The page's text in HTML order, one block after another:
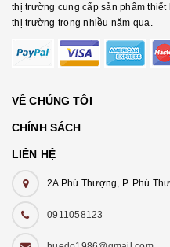
thị trường cung cấp sản phẩm
thị trường trong nhiều năm qua.
VỀ CHÚNG TÔI
CHÍNH SÁCH
LIÊN HỆ
2A Phú Thượng, P. Phú
0911058123